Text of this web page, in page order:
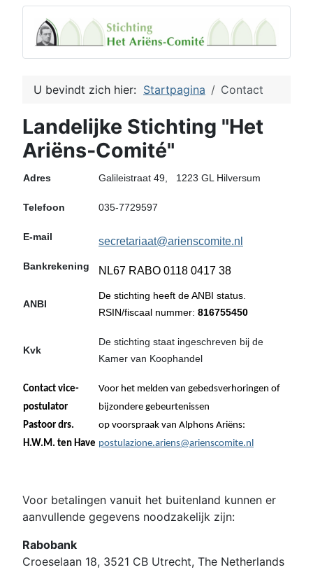
U bevindt zich hier: Startpagina Contact
Landelijke Stichting "Het
Ariëns-Comité"
Adres Galileistraat 49, 1223 GL Hilversum
Telefoon 035-7729597
E-mail secretariaat@arienscomite.nl
Bankrekening NL67 RABO 0118 0417 38
ANBI
De stichting heeft de ANBI status.
RSIN/fiscaal nummer: 816755450
Kvk
De stichting staat ingeschreven bij de
Kamer van Koophandel
Contact vice-
postulator
Pastoor drs.
H.W.M. ten Have
Voor het melden van gebedsverhoringen of
bijzondere gebeurtenissen
op voorspraak van Alphons Ariëns:
postulazione.ariens@arienscomite.nl
Voor betalingen vanuit het buitenland kunnen er
aanvullende gegevens noodzakelijk zijn:
Rabobank
Croeselaan 18, 3521 CB Utrecht, The Netherlands